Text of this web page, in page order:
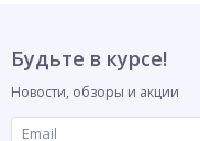
Будьте в курсе!
Новости, обзоры и акции